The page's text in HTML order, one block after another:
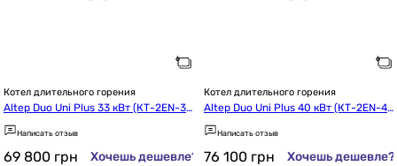
Котел длительного горения
Altep Duo Uni Plus 33 кВт (КТ-2EN-3
3)
Написать отзыв
69 800 грн Хочешь дешевле?
Котел длительного горения
Altep Duo Uni Plus 40 кВт (КТ-2EN-4
0)
Написать отзыв
76 100 грн Хочешь дешевле?